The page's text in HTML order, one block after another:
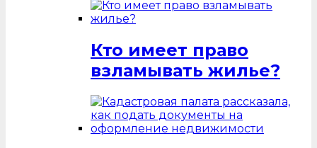
Кто имеет право
взламывать жилье?